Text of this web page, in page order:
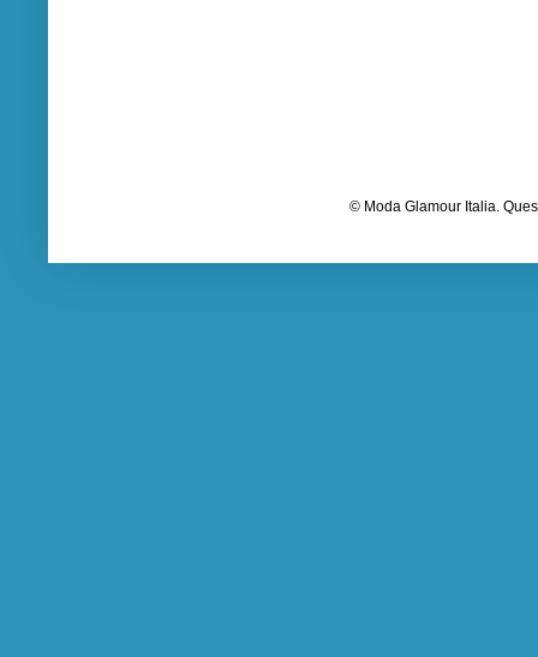
© Moda Glamour Italia.